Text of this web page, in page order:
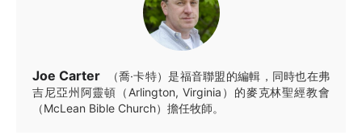
Joe Carter
（喬·卡特）是福音聯盟的編輯，同時也在弗
吉尼亞州阿靈頓（Arlington, Virginia）的麥克林聖經教會
（McLean Bible Church）擔任牧師。